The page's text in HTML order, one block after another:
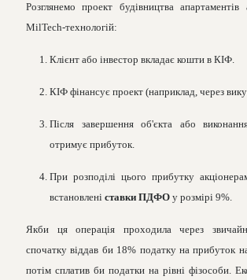
Розглянемо проект будівництва
MilTech-технологій:
Клієнт або інвестор вкладає кошти в КІФ.
КІФ фінансує проект (наприклад, через
Після завершення об'єкта або
отримує прибуток.
При розподілі цього прибутку
встановлені ставки ПДФО у розмірі 9%.
Якби ця операція проходила через
спочатку віддав би 18% податку на прибуток
потім сплатив би податки на рівні фізособи.